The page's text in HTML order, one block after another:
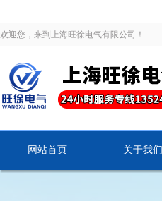
欢迎您，来到上海旺徐电气有限公司！
网站首页 关于我们